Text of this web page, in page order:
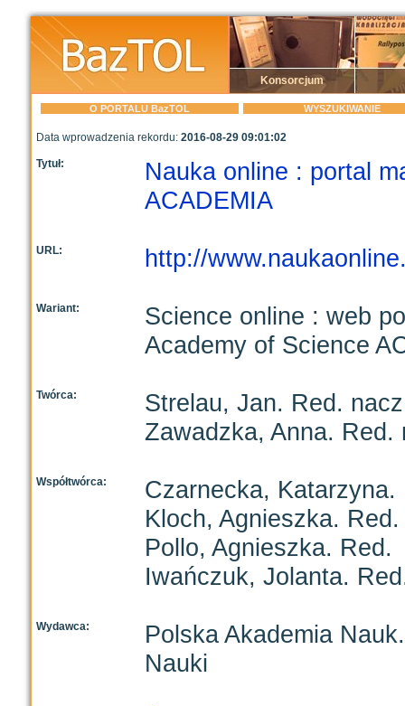
Konsorcjum
O PORTALU BazTOL WYSZUKIWANIE
Data wprowadzenia rekordu: 2016-08-29 09:01:02
Tytuł:
Nauka online : portal
ACADEMIA
URL: http://
Wariant:
Science online : web
Academy of Science
Twórca:
Strelau, Jan. Red.
Zawadzka, Anna. Red.
Współtwórca:
Czarnecka, Katarzyna.
Kloch, Agnieszka. Red.
Pollo, Agnieszka. Red.
Iwańczuk, Jolanta.
Wydawca:
Polska Akademia
Nauki